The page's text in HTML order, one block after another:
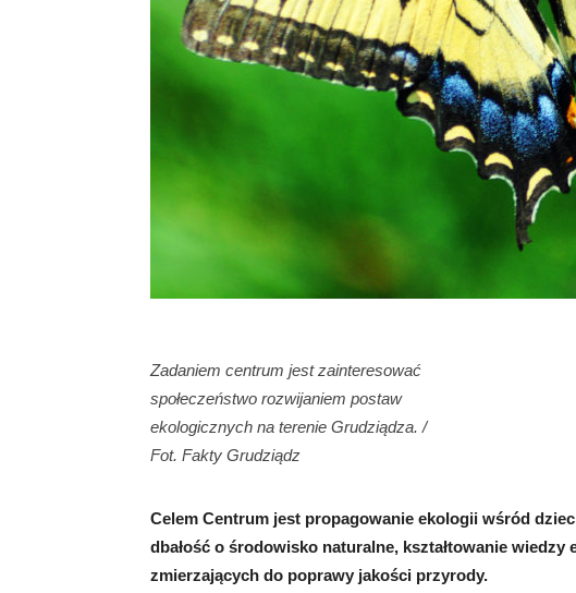
Zadaniem centrum jest zainteresować
społeczeństwo rozwijaniem postaw
ekologicznych na terenie Grudziądza. /
Fot. Fakty Grudziądz
Celem Centrum jest propagowanie ekologii wśród
dbałość o środowisko naturalne, kształtowanie
zmierzających do poprawy jakości przyrody.